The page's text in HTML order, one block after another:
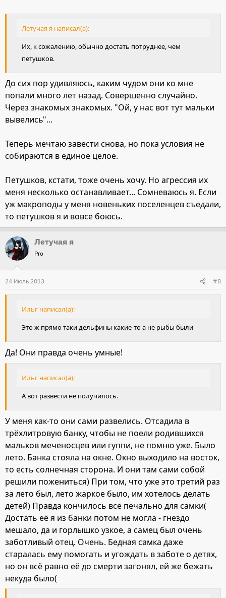
Летучая я написал(а):
Их, к сожалению, обычно достать потруднее, чем
петушков.
До сих пор удивляюсь, каким чудом они ко мне
попали много лет назад. Совершенно случайно.
Через знакомых знакомых. "Ой, у нас вот тут мальки
вывелись"...
Теперь мечтаю завести снова, но пока условия не
собираются в единое целое.
Петушков, кстати, тоже очень хочу. Но агрессия их
меня несколько останавливает... Сомневаюсь я. Если
уж макроподы у меня новеньких поселенцев съедали,
то петушков я и вовсе боюсь.
Летучая я
Pro
24 Июль 2013 #8
Ильг написал(а):
Это ж прямо таки дельфины какие-то а не рыбы были
Да! Они правда очень умные!
Ильг написал(а):
А вот развести не получилось.
У меня как-то они сами развелись. Отсадила в
трёхлитровую банку, чтобы не поели родившихся
мальков меченосцев или гуппи, не помню уже. Было
лето. Банка стояла на окне. Окно выходило на восток,
то есть солнечная сторона. И они там сами собой
решили пожениться) При том, что уже это третий раз
за лето был, лето жаркое было, им хотелось делать
детей) Правда кончилось всё печально для самки(
Достать её я из банки потом не могла - гнездо
мешало, да и горлышко узкое, а самец был очень
заботливый отец. Очень. Бедная самка даже
старалась ему помогать и угождать в заботе о детях,
но он всё равно её до смерти загонял, ей же бежать
некуда было(